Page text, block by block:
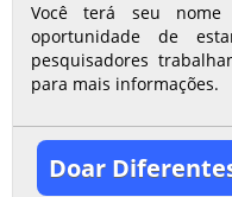
Você terá seu
oportunidade de
pesquisadores
para mais informações.
Doar